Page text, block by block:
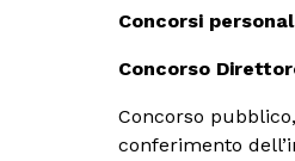
OPERE E ARCHIVI
Concorsi
Concorso
Concorso
conferimento